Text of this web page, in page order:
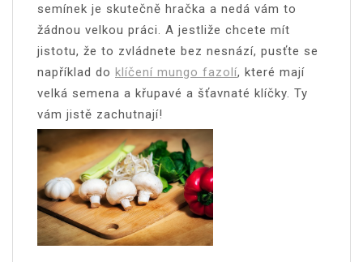
semínek je skutečně hračka a nedá vám to
žádnou velkou práci. A jestliže chcete mít
jistotu, že to zvládnete bez nesnází, pusťte se
například do klíčení mungo fazolí, které mají
velká semena a křupavé a šťavnaté klíčky. Ty
vám jistě zachutnají!